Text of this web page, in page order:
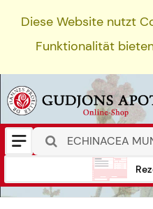
Diese Website nutzt
Funktionalität